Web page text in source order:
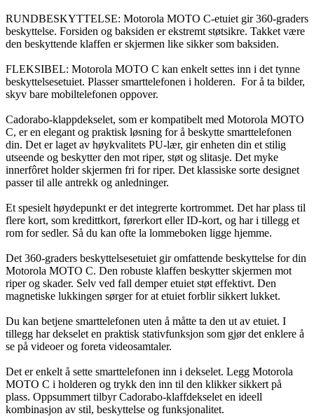
RUNDBESKYTTELSE: Motorola MOTO C-etuiet gir 360-graders
beskyttelse. Forsiden og baksiden er ekstremt støtsikre. Takket være
den beskyttende klaffen er skjermen like sikker som baksiden.
FLEKSIBEL: Motorola MOTO C kan enkelt settes inn i det tynne
beskyttelsesetuiet. Plasser smarttelefonen i holderen. For å ta bilder,
skyv bare mobiltelefonen oppover.
Cadorabo-klappdekselet, som er kompatibelt med Motorola MOTO
C, er en elegant og praktisk løsning for å beskytte smarttelefonen
din. Det er laget av høykvalitets PU-lær, gir enheten din et stilig
utseende og beskytter den mot riper, støt og slitasje. Det myke
innerfôret holder skjermen fri for riper. Det klassiske sorte designet
passer til alle antrekk og anledninger.
Et spesielt høydepunkt er det integrerte kortrommet. Det har plass til
flere kort, som kredittkort, førerkort eller ID-kort, og har i tillegg et
rom for sedler. Så du kan ofte la lommeboken ligge hjemme.
Det 360-graders beskyttelsesetuiet gir omfattende beskyttelse for din
Motorola MOTO C. Den robuste klaffen beskytter skjermen mot
riper og skader. Selv ved fall demper etuiet støt effektivt. Den
magnetiske lukkingen sørger for at etuiet forblir sikkert lukket.
Du kan betjene smarttelefonen uten å måtte ta den ut av etuiet. I
tillegg har dekselet en praktisk stativfunksjon som gjør det enklere å
se på videoer og foreta videosamtaler.
Det er enkelt å sette smarttelefonen inn i dekselet. Legg Motorola
MOTO C i holderen og trykk den inn til den klikker sikkert på
plass. Oppsummert tilbyr Cadorabo-klaffdekselet en ideell
kombinasjon av stil, beskyttelse og funksjonalitet.